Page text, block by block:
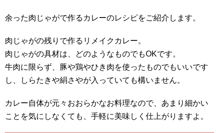
余った肉じゃがで作るカレーのレシピをご紹介します。
肉じゃがの残りで作るリメイクカレー。
肉じゃがの具材は、どのようなものでもOKです。
牛肉に限らず、豚や鶏やひき肉を使ったものでもいいです
し、しらたきや絹さやが入っていても構いません。
カレー自体が元々おおらかなお料理なので、あまり細かい
ことを気にしなくても、手軽に美味しく仕上がりますよ。